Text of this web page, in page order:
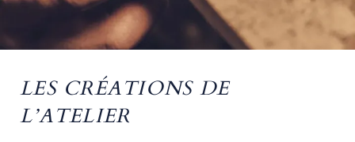
LES CRÉATIONS DE
L’ATELIER